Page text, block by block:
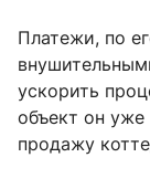
Платежи, по
ускорить
объект он уже
продажу